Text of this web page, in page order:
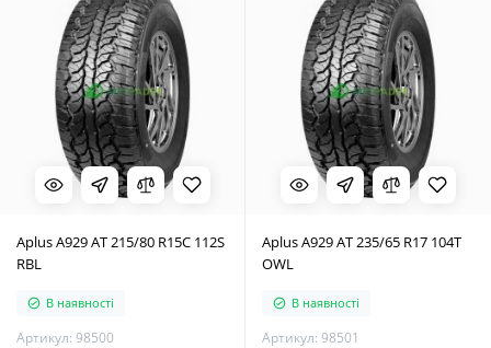
Aplus A929 AT 215/80 R15C 112S
RBL
В наявності
Артикул: 98500
Aplus A929 AT 235/65 R17 104T
OWL
В наявності
Артикул: 98501